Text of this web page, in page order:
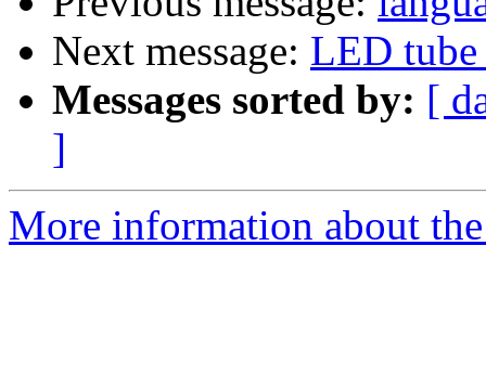
Next message: LED tube
Messages sorted by: [
]
More information about